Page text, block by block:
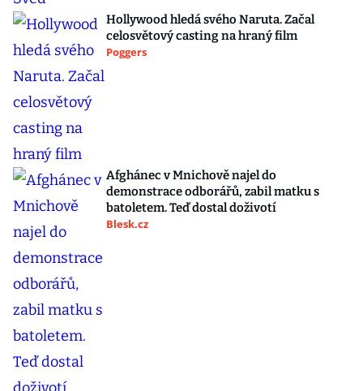
Hollywood hledá svého Naruta. Začal
celosvětový casting na hraný film
Poggers
Afghánec v Mnichově najel do
demonstrace odborářů, zabil matku s
batoletem. Teď dostal doživotí
Blesk.cz